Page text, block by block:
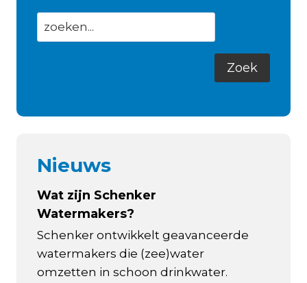
Nieuws
Wat zijn Schenker
Watermakers?
Schenker ontwikkelt geavanceerde
watermakers die (zee)water
omzetten in schoon drinkwater.